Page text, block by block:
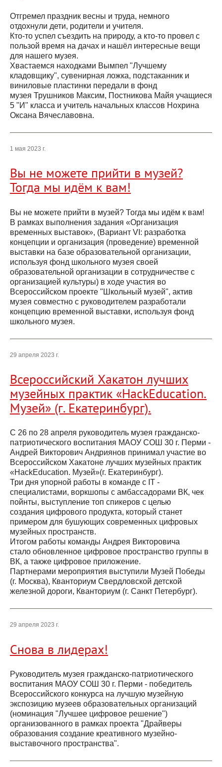
Отгремел праздник весны и труда, немного
отдохнули дети, родители и учителя.
Кто-то успел съездить на природу, а кто-то провел с
пользой время на дачах и нашёл интересные вещи
для нашего музея.
Хвастаемся находками Вымпел "Лучшему
кладовщику", сувенирная ложка, подстаканник и
виниловые пластинки передали в фонд
музея Трушников Максим, Постникова Майя учащиеся
5 "И" класса и учитель начальных классов Нохрина
Оксана Вячеславовна.
1 мая 2023 г.
Вы не можете прийти в музей?
Тогда мы идём к вам!
Вы не можете прийти в музей? Тогда мы идём к вам!
В рамках выполнения задания «Организация
временных выставок», (Вариант VI: разработка
концепции и организация (проведение) временной
выставки на базе образовательной организации,
используя фонд школьного музея своей
образовательной организации в сотрудничестве с
организацией культуры) в ходе участия во
Всероссийском проекте "Школьный музей", актив
музея совместно с руководителем разработали
концепцию временной выставки, используя фонд
школьного музея.
29 апреля 2023 г.
Всероссийский Хакатон лучших
музейных практик «HackEducation.
Музей» (г. Екатеринбург).
С 26 по 28 апреля руководитель музея гражданско-
патриотического воспитания МАОУ СОШ 30 г. Перми -
Андрей Викторович Андриянов принимал участие во
Всероссийском Хакатоне лучших музейных практик
«HackEducation. Музей»(г. Екатеринбург).
Три дня упорной работы в команде с IT -
специалистами, воркшопы с амбассадорами ВК, чек
пойнты, выступление топ спикеров с целью
создания цифрового продукта, который станет
примером для бушующих современных цифровых
музейных пространств.
Итогом работы команды Андрея Викторовича
стало обновленное цифровое пространство группы в
ВК, а также цифровое приложение.
Партнерами мероприятия выступили Музей Победы
(г. Москва), Кванториум Свердловской детской
железной дороги, Кванториум (г. Санкт Петербург).
29 апреля 2023 г.
Снова в лидерах!
Руководитель музея гражданско-патриотического
воспитания МАОУ СОШ 30 г. Перми - победитель
Всероссийского конкурса на лучшую музейную
экспозицию музеев образовательных организаций
(номинация "Лучшее цифровое решение")
организованного в рамках проекта "Драйверы
образования создание креативного музейно-
выставочного пространства".